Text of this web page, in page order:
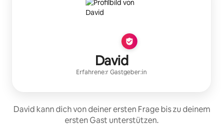
David
Erfahrene:r Gastgeber:in
David kann dich von deiner ersten Frage bis zu deinem
ersten Gast unterstützen.